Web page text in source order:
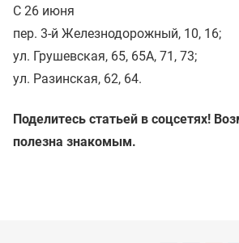
С 26 июня
пер. 3-й Железнодорожный, 10, 16;
ул. Грушевская, 65, 65А, 71, 73;
ул. Разинская, 62, 64.
Поделитесь статьей в соцсетях!
полезна знакомым.